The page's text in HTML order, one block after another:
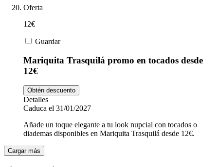
Oferta
12€
Guardar
Mariquita Trasquilá promo en tocados desde
12€
Obtén descuento
Detalles
Caduca el 31/01/2027
Añade un toque elegante a tu look nupcial con tocados o
diademas disponibles en Mariquita Trasquilá desde 12€.
Cargar más